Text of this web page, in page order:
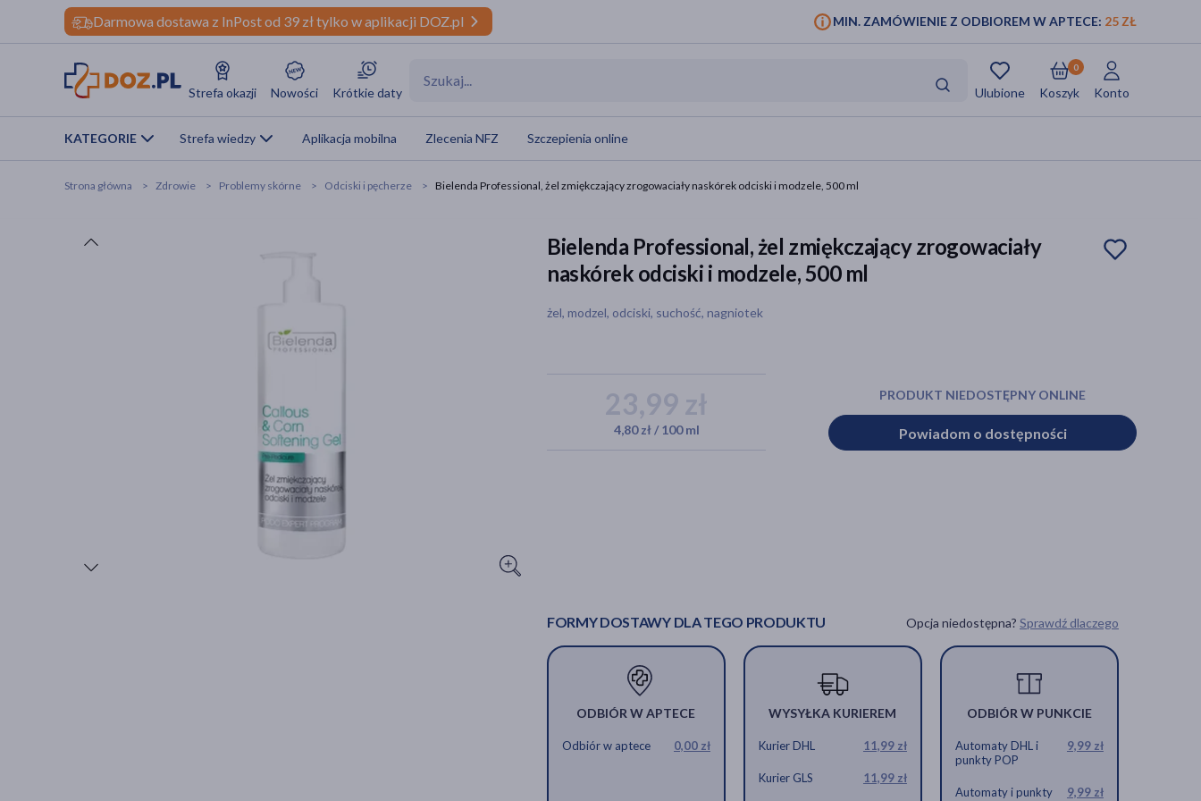
Darmowa dostawa z InPost od 39 zł tylko w aplikacji DOZ.pl MIN. ZAMÓWIENIE Z ODBIOREM W APTECE: 25 ZŁ
Strefa okazji Nowości Krótkie daty Ulubione Koszyk
0
Konto
KATEGORIE Strefa wiedzy Aplikacja mobilna Zlecenia NFZ Szczepienia online
Strona główna Zdrowie Problemy skórne Odciski i pęcherze Bielenda Professional, żel zmiękczający zrogowaciały naskórek odciski i modzele, 500 ml
Bielenda Professional, żel zmiękczający zrogowaciały
naskórek odciski i modzele, 500 ml
żel, modzel, odciski, suchość, nagniotek
23,99 zł
4,80 zł / 100 ml
PRODUKT NIEDOSTĘPNY ONLINE
Powiadom o dostępności
FORMY DOSTAWY DLA TEGO PRODUKTU Opcja niedostępna? Sprawdź dlaczego
ODBIÓR W APTECE
Odbiór w aptece 0,00 zł
WYSYŁKA KURIEREM
Kurier DHL 11,99 zł
Kurier GLS 11,99 zł
ODBIÓR W PUNKCIE
Automaty DHL i
punkty POP
9,99 zł
Automaty i punkty
9,99 zł